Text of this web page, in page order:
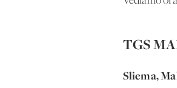
TGS
Sliema,